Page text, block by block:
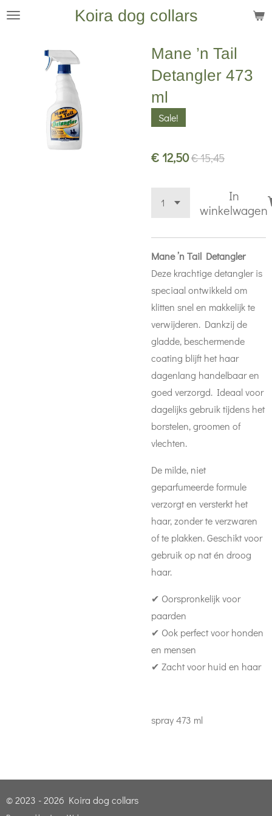
Ga
Koira dog collars
Mane ’n Tail
Detangler 473
ml
Sale!
€ 12,50€ 15,45
In
winkelwagen
Mane ’n Tail Detangler
Deze krachtige detangler is
speciaal ontwikkeld om
klitten snel en makkelijk te
verwijderen. Dankzij de
gladde, beschermende
coating blijft het haar
dagenlang handelbaar en
goed verzorgd. Ideaal voor
dagelijks gebruik tijdens het
borstelen, groomen of
vlechten.
De milde, niet
geparfumeerde formule
verzorgt en versterkt het
haar, zonder te verzwaren
of te plakken. Geschikt voor
gebruik op nat én droog
haar.
✔ Oorspronkelijk voor
paarden
✔ Ook perfect voor honden
en mensen
✔ Zacht voor huid en haar
spray 473 ml
© 2023 - 2026 Koira dog collars